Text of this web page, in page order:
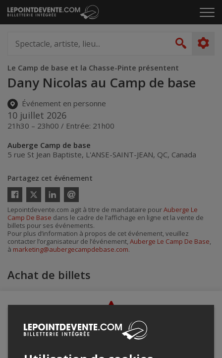
Passer
au
le
artiste,
lieu...
Le Camp de base et la Chasse-Pinte présentent
Dany Nicolas au Camp de base
Événement en personne
10 juillet 2026
21h30 – 23h00 / Entrée: 21h00
Auberge Camp de base
5 rue St Jean Baptiste, L'ANSE-SAINT-JEAN, QC, Canada
Partagez cet événement
Facebook
Twitter
LinkedinEnvoyer
par
courriel
Lepointdevente.com agit à titre de mandataire pourAuberge Le
Camp De Base dans le cadre de l’affichage en ligne et la vente de
billets pour ses événements.
Pour plus d’information à propos de cet événement, veuillez
contacter l’organisateur de l’événement, Auberge Le Camp De Base,
à marketing@aubergecampdebase.com.
Achat de billets
Merci de confirmer que vous n'êtes pas un
robot ci-bas.